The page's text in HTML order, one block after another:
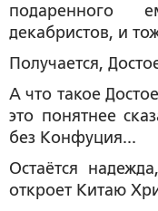
декабристов, и
Получается,
А что такое
это понятнее
без Конфуция...
Остаётся
откроет Китаю